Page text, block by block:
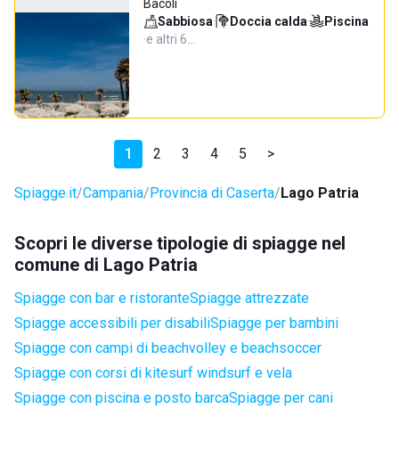
Bacoli
Sabbiosa· Doccia calda·
Piscina
·e altri 6…
1 2 3 4 5 >
Spiagge.it Campania Provincia di Caserta Lago Patria
Scopri le diverse tipologie di spiagge nel
comune di Lago Patria
Spiagge con bar e ristoranteSpiagge attrezzate
Spiagge accessibili per disabiliSpiagge per bambini
Spiagge con campi di beachvolley e beachsoccer
Spiagge con corsi di kitesurf windsurf e vela
Spiagge con piscina e posto barcaSpiagge per cani